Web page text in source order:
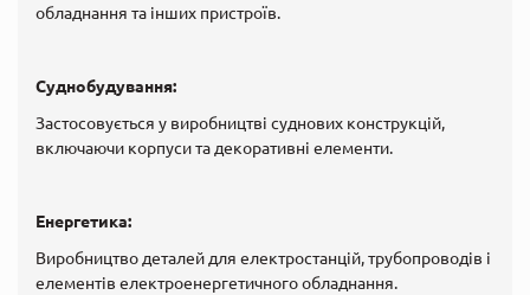
обладнання та інших пристроїв.
Суднобудування:
Застосовується у виробництві суднових конструкцій,
включаючи корпуси та декоративні елементи.
Енергетика:
Виробництво деталей для електростанцій, трубопроводів і
елементів електроенергетичного обладнання.